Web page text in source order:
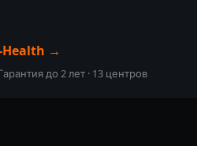
Health →
до 2 лет · 13 центров